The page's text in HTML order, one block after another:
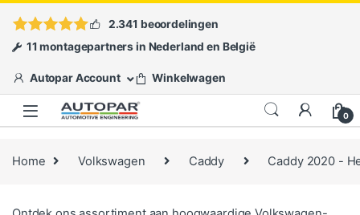
2.341 beoordelingen
11 montagepartners in Nederland en België
Autopar Account Winkelwagen
0
Home Volkswagen Caddy Caddy 2020 -